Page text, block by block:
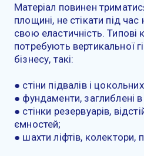
Матеріал повинен
площині, не стікати під час
свою еластичність. Типові
потребують вертикальної
бізнесу, такі:
● стіни підвалів і
● фундаменти, заглиблені в
● стінки резервуарів,
ємностей;
● шахти ліфтів, колектори,